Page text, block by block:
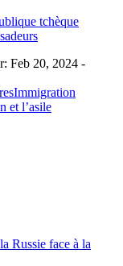
tchèque
Feb 20, 2024 -
Immigration
et l’asile
Russie face à la